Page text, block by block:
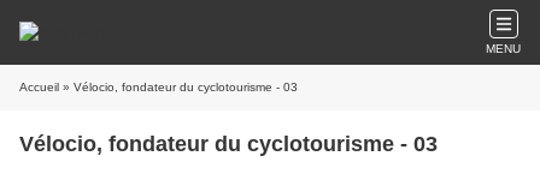
MENU
Accueil » Vélocio, fondateur du cyclotourisme - 03
Vélocio, fondateur du cyclotourisme - 03